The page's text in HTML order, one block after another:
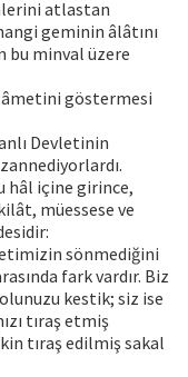
atlastan
geminin âlâtını
minval üzere
göstermesi
Devletinin
hâl içine girince,
müessese ve
sönmediğini
fark vardır. Biz
kestik; siz ise
tıraş etmiş
tıraş edilmiş sakal